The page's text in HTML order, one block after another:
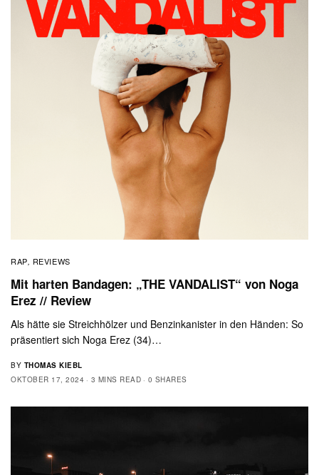
RAP, REVIEWS
Mit harten Bandagen: „THE VANDALIST“ von Noga
Erez // Review
Als hätte sie Streichhölzer und Benzinkanister in den Händen: So
präsentiert sich Noga Erez (34)…
BY THOMAS KIEBL
OKTOBER 17, 2024
3 MINS READ 0 SHARES